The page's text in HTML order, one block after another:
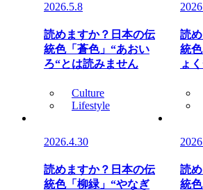
2026.5.8
読めますか？日本の伝
統色「蒼色」“あおい
ろ“とは読みません
Culture
Lifestyle
読
統
ょ
2026.4.30
読めますか？日本の伝
統色「柳緑」“やなぎ
読
統